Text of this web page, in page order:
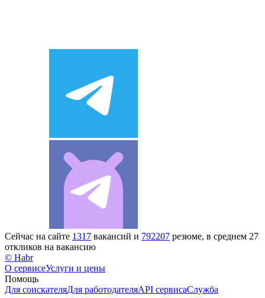
Сейчас на сайте 1317 вакансий и 792207 резюме, в среднем 27
откликов на вакансию
© Habr
О сервисеУслуги и цены
Помощь
Для соискателяДля работодателяAPI сервисаСлужба